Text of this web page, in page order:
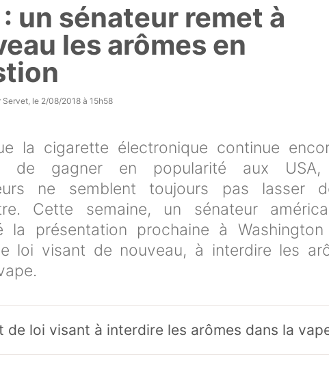
: un sénateur remet à
les arômes en
Servet , le 2/08/2018 à 15h58
la cigarette électronique continue
de gagner en popularité aux USA,
ne semblent toujours pas lasser
Cette semaine, un sénateur
la présentation prochaine à Washington
loi visant de nouveau, à interdire les
de loi visant à interdire les arômes dans la